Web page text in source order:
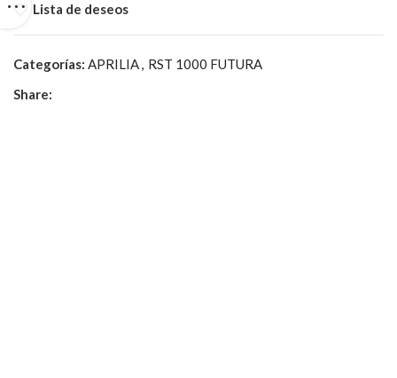
Lista de deseos
Categorías: APRILIA, RST 1000 FUTURA
Share: